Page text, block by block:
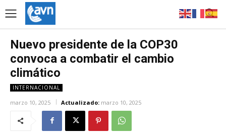
Nuevo presidente de la COP30
convoca a combatir el cambio
climático
INTERNACIONAL
marzo 10, 2025 Actualizado: marzo 10, 2025